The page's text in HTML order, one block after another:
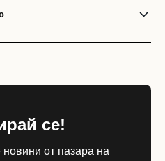
се!
от пазара на